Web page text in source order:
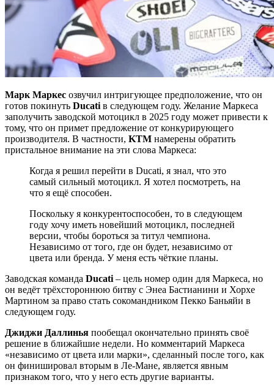
Марк Маркес озвучил интригующее предположение, что он
готов покинуть Ducati в следующем году. Желание Маркеса
заполучить заводской мотоцикл в 2025 году может привести к
тому, что он примет предложение от конкурирующего
производителя. В частности, KTM намерены обратить
пристальное внимание на эти слова Маркеса:
Когда я решил перейти в Ducati, я знал, что это
самый сильный мотоцикл. Я хотел посмотреть, на
что я ещё способен.
Поскольку я конкурентоспособен, то в следующем
году хочу иметь новейший мотоцикл, последней
версии, чтобы бороться за титул чемпиона.
Независимо от того, где он будет, независимо от
цвета или бренда. У меня есть чёткие планы.
Заводская команда Ducati – цель номер один для Маркеса, но
он ведёт трёхстороннюю битву с Энеа Бастианини и Хорхе
Мартином за право стать сокомандником Пекко Баньяйи в
следующем году.
Джиджи Даллинья пообещал окончательно принять своё
решение в ближайшие недели. Но комментарий Маркеса
«независимо от цвета или марки», сделанный после того, как
он финишировал вторым в Ле-Мане, является явным
признаком того, что у него есть другие варианты.